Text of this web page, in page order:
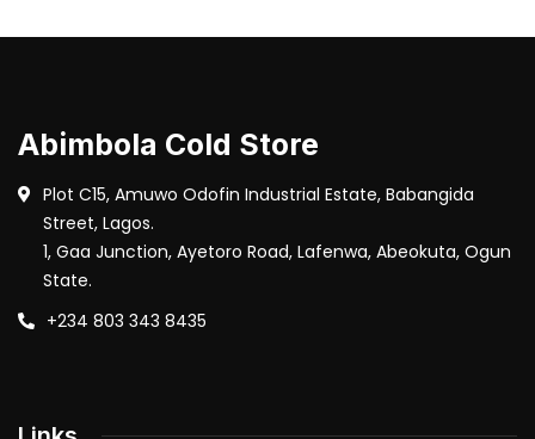
Abimbola Cold Store
Plot C15, Amuwo Odofin Industrial Estate, Babangida
Street, Lagos.
1, Gaa Junction, Ayetoro Road, Lafenwa, Abeokuta, Ogun
State.
+234 803 343 8435